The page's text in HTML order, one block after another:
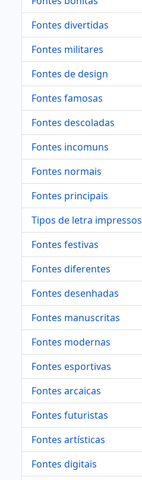
Fontes divertidas
Fontes militares
Fontes de design
Fontes famosas
Fontes descoladas
Fontes incomuns
Fontes normais
Fontes principais
Tipos de letra impressos
Fontes festivas
Fontes diferentes
Fontes desenhadas
Fontes manuscritas
Fontes modernas
Fontes esportivas
Fontes arcaicas
Fontes futuristas
Fontes artísticas
Fontes digitais